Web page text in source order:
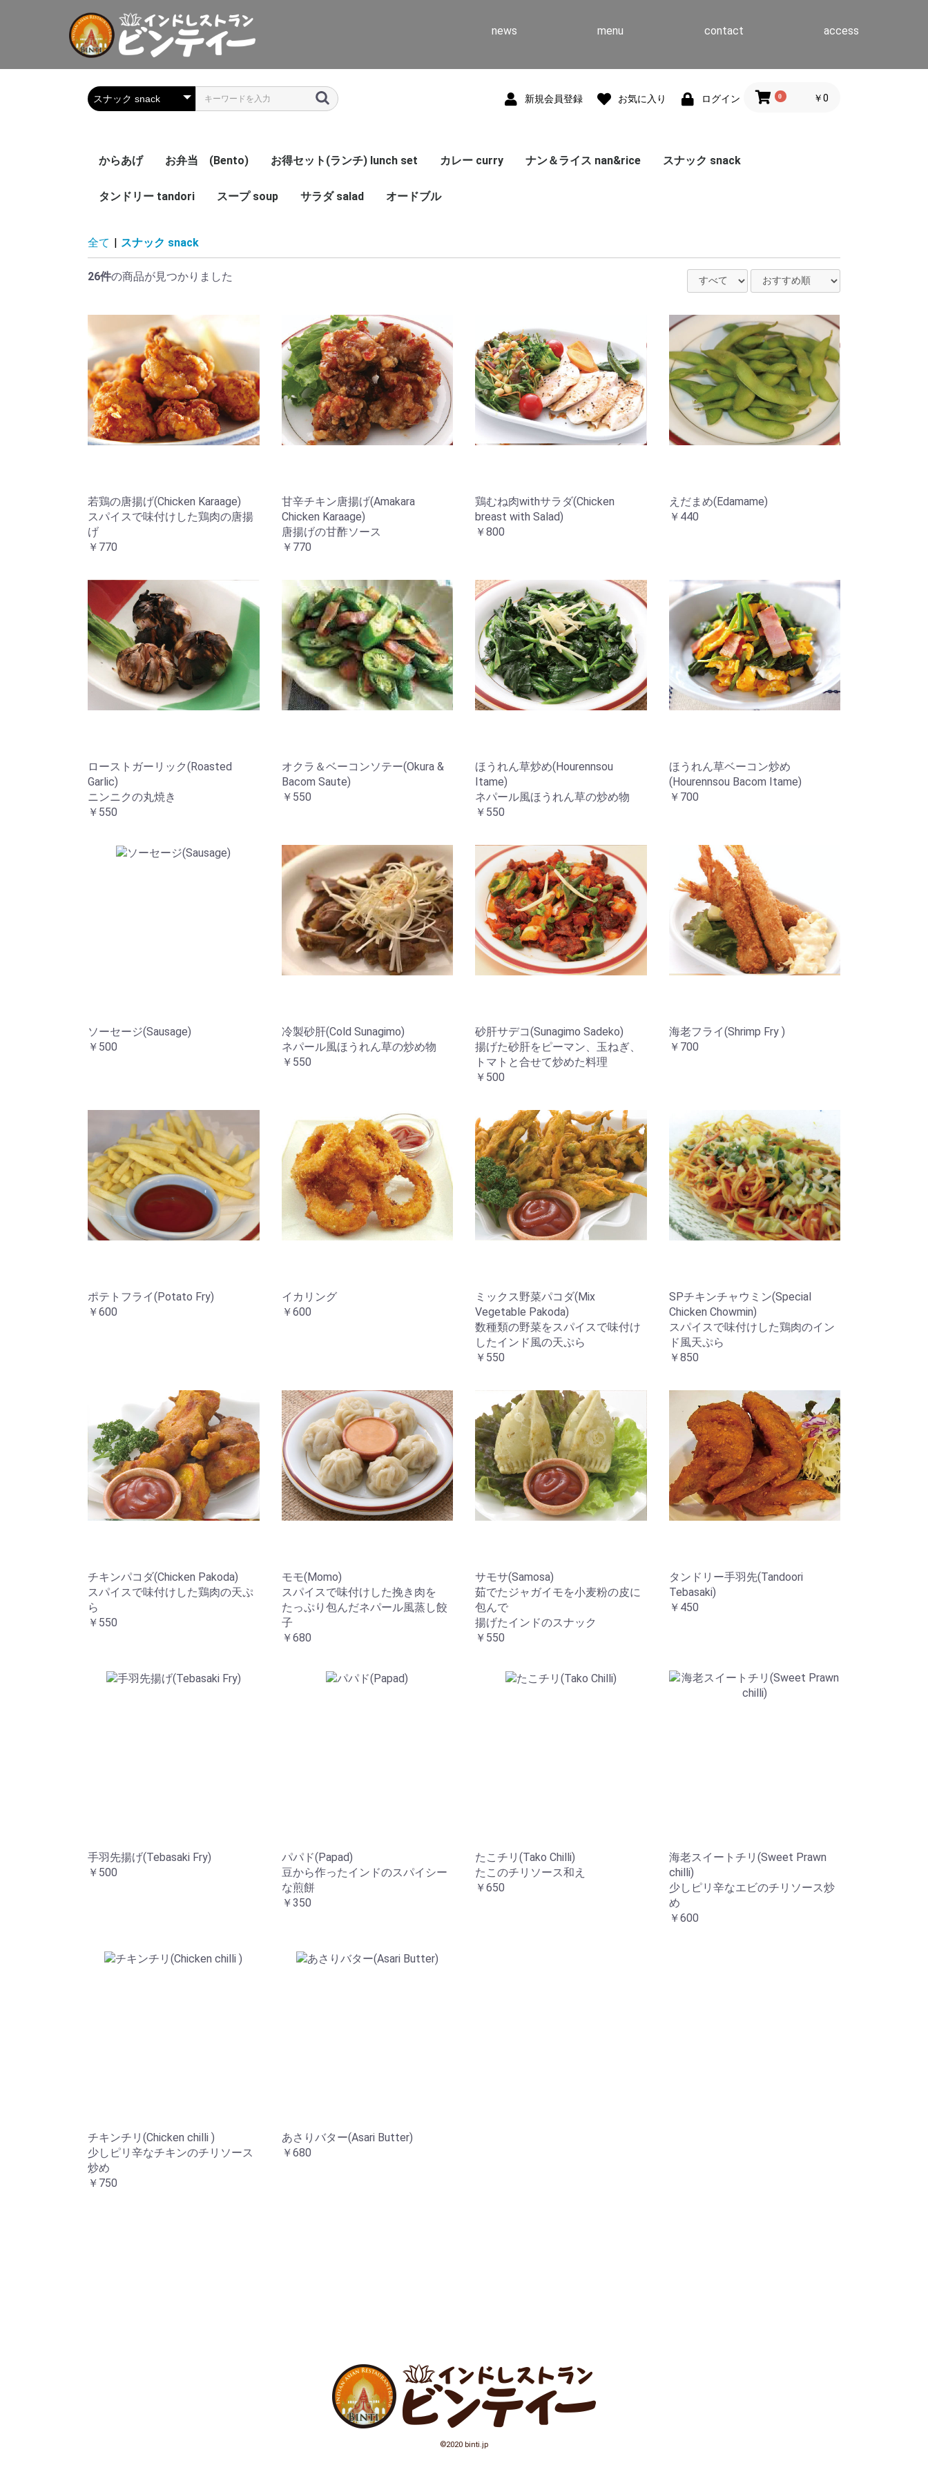
news menu contact access
新規会員登録 お気に入り ログイン 0 ￥0
からあげ お弁当 (Bento) お得セット(ランチ) lunch set カレー curry ナン＆ライス nan&rice スナック snack
タンドリー tandori スープ soup サラダ salad オードブル
全て | スナック snack
26件の商品が見つかりました
若鶏の唐揚げ(Chicken Karaage)
スパイスで味付けした鶏肉の唐揚
げ
￥770
甘辛チキン唐揚げ(Amakara
Chicken Karaage)
唐揚げの甘酢ソース
￥770
鶏むね肉withサラダ(Chicken
breast with Salad)
￥800
えだまめ(Edamame)
￥440
ローストガーリック(Roasted
Garlic)
ニンニクの丸焼き
￥550
オクラ＆ベーコンソテー(Okura &
Bacom Saute)
￥550
ほうれん草炒め(Hourennsou
Itame)
ネパール風ほうれん草の炒め物
￥550
ほうれん草ベーコン炒め
(Hourennsou Bacom Itame)
￥700
ソーセージ(Sausage)
￥500
冷製砂肝(Cold Sunagimo)
ネパール風ほうれん草の炒め物
￥550
砂肝サデコ(Sunagimo Sadeko)
揚げた砂肝をピーマン、玉ねぎ、
トマトと合せて炒めた料理
￥500
海老フライ(Shrimp Fry )
￥700
ポテトフライ(Potato Fry)
￥600
イカリング
￥600
ミックス野菜パコダ(Mix
Vegetable Pakoda)
数種類の野菜をスパイスで味付け
したインド風の天ぷら
￥550
SPチキンチャウミン(Special
Chicken Chowmin)
スパイスで味付けした鶏肉のイン
ド風天ぷら
￥850
チキンパコダ(Chicken Pakoda)
スパイスで味付けした鶏肉の天ぷ
ら
￥550
モモ(Momo)
スパイスで味付けした挽き肉を
たっぷり包んだネパール風蒸し餃
子
￥680
サモサ(Samosa)
茹でたジャガイモを小麦粉の皮に
包んで
揚げたインドのスナック
￥550
タンドリー手羽先(Tandoori
Tebasaki)
￥450
手羽先揚げ(Tebasaki Fry)
￥500
パパド(Papad)
豆から作ったインドのスパイシー
な煎餅
￥350
たこチリ(Tako Chilli)
たこのチリソース和え
￥650
海老スイートチリ(Sweet Prawn
chilli)
少しピリ辛なエビのチリソース炒
め
￥600
チキンチリ(Chicken chilli )
少しピリ辛なチキンのチリソース
炒め
￥750
あさりバター(Asari Butter)
￥680
©2020 binti.jp